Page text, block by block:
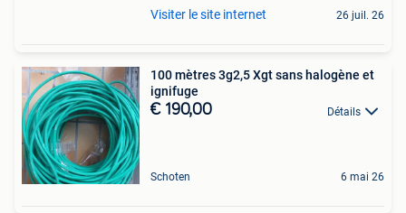
Visiter le site internet 26 juil. 26
100 mètres 3g2,5 Xgt sans halogène et
ignifuge
€ 190,00 Détails
Schoten 6 mai 26